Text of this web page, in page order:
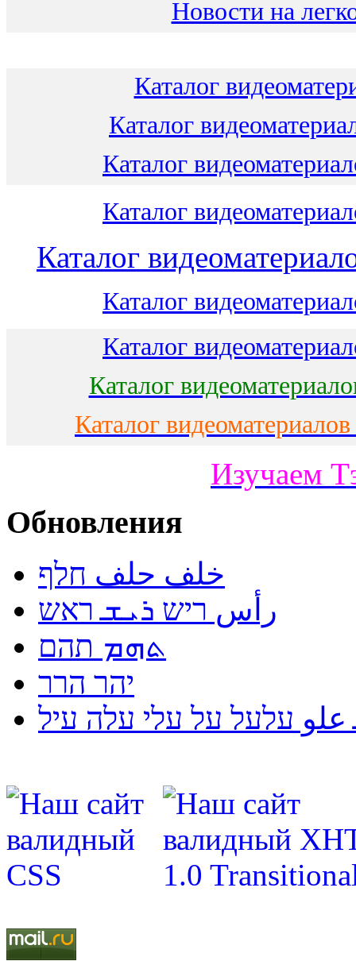
Новости на
Каталог
Каталог
Каталог
Каталог
Каталог
Каталог
Каталог
Каталог
Каталог
Изучаем
Обновления
خلف حلف חלף
رأس ריש ܪܝܫ ראש
ܬܗܡ תהם
יהר הרר
עלעל על עלי עלה עיל